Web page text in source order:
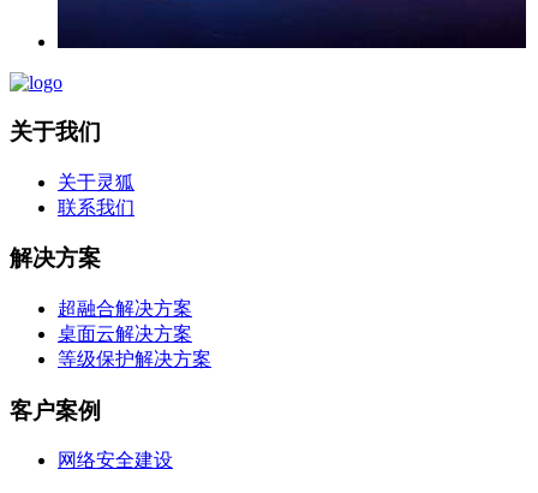
关于我们
关于灵狐
联系我们
解决方案
超融合解决方案
桌面云解决方案
等级保护解决方案
客户案例
网络安全建设